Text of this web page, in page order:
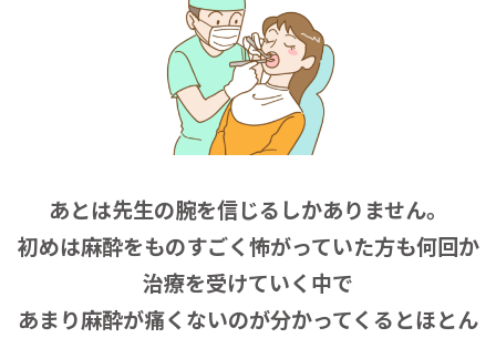
あとは先生の腕を信じるしかありません。
初めは麻酔をものすごく怖がっていた方も何回か
治療を受けていく中で
あまり麻酔が痛くないのが分かってくるとほとん